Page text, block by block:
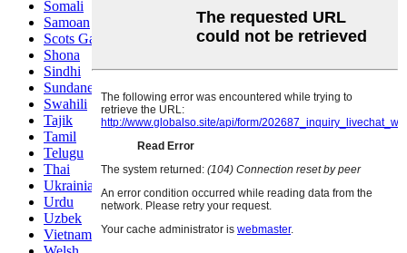
Somali
Samoan
Scots Gaelic
Shona
Sindhi
Sundanese
Swahili
Tajik
Tamil
Telugu
Thai
Ukrainian
Urdu
Uzbek
Vietnamese